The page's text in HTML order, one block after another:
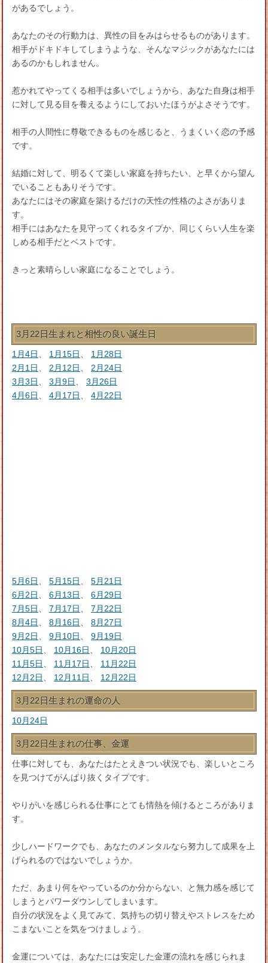
があるでしょう。
あなたのその行動力は、異性の目をみはらせるものがあります。
相手がドキドキしてしまうような、そんなマジックがあなたには
あるのかもしれません。
惹かれてやってくる相手は多いでしょうから、あなた自身は相手
に対して見る目を養えるようにしておいたほうがよさそうです。
相手の人間性に尊敬できるものを感じると、うまくいく恋の予感
です。
結婚に対して、明るくて楽しい家庭を持ちたい、と早くから望ん
でいることもありそうです。
あなたにはその家庭を築けるだけの天性の性格のよさがありま
す。
相手にはあなたを見守ってくれるタイプか、同じくらい人生を楽
しめる相手だとベストです。
きっと素晴らしい家庭になることでしょう。
3月22日生まれと相性の良い誕生日
1月4日、 1月15日、 1月28日
2月1日、 2月12日、 2月24日
3月3日、 3月9日、 3月26日
4月6日、 4月17日、 4月22日
5月6日、 5月15日、 5月21日
6月2日、 6月13日、 6月29日
7月5日、 7月17日、 7月22日
8月4日、 8月16日、 8月27日
9月2日、 9月10日、 9月19日
10月5日、 10月16日、 10月20日
11月5日、 11月17日、 11月22日
12月2日、 12月11日、 12月22日
3月22日生まれの運命の人
10月24日
3月22日生まれの仕事、金運
仕事に対しても、あなたはたとえきつい状況でも、楽しいところ
を見つけてがんばり抜くタイプです。
やりがいを感じられる仕事にとても情熱を傾けるところがありま
す。
少しハードワークでも、あなたのメンタルなら努力して成果を上
げられるのではないでしょうか。
ただ、あまり何をやっているのか分からない、と無力感を感じて
しまうとパワーダウンしてしまいます。
自分の状況をよく見てみて、気持ちの切り替えやストレスをため
こまないことを気をつけましょう。
金運については、あなたには安定した金運の流れを感じられま